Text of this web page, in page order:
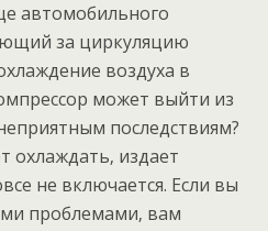
автомобильного
за циркуляцию
воздуха в
может выйти из
последствиям?
охлаждать‚ издает
не включается. Если вы
проблемами‚ вам